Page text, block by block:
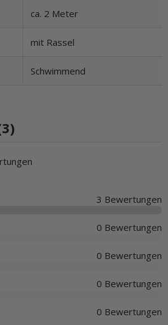
ca. 2 Meter
mit Rassel
Schwimmend
3 Bewertungen
0 Bewertungen
0 Bewertungen
0 Bewertungen
0 Bewertungen